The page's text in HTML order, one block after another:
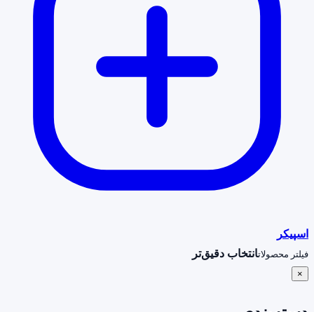
اسپیکر
فیلتر محصولاتانتخاب دقیق‌تر
×